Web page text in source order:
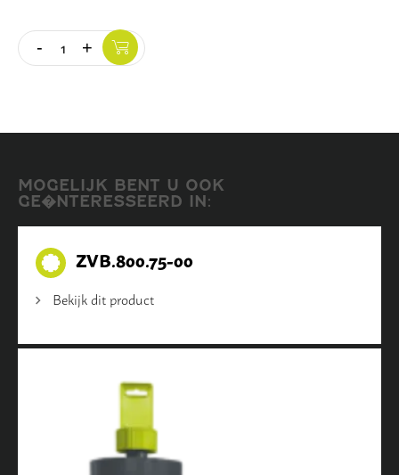
Quantity
- +
MOGELIJK BENT U OOK
GE�NTERESSEERD IN:
ZVB.800.75-00
Bekijk dit product